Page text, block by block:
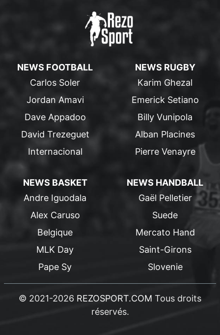
NEWS FOOTBALL
Carlos Soler
Jordan Amavi
Dave Appadoo
David Trezeguet
Internacional
NEWS RUGBY
Karim Ghezal
Emerick Setiano
Billy Vunipola
Alban Placines
Pierre Venayre
NEWS BASKET
Andre Iguodala
Alex Caruso
Belgique
MLK Day
Pape Sy
NEWS HANDBALL
Gaël Pelletier
Suede
Mercato Hand
Saint-Girons
Slovenie
© 2021-2026 REZOSPORT.COM Tous droits
réservés.